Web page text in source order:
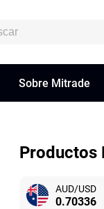
Sobre Mitrade
Productos
AUD/USD
0.70336